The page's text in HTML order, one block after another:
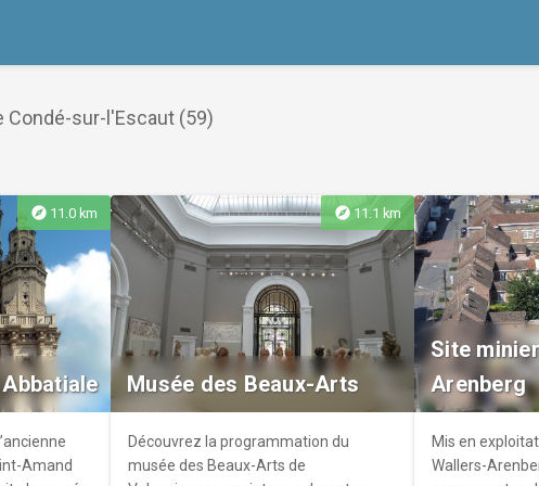
Condé-sur-l'Escaut (59)
explore 11.0 km
Amand
explore 11.1 km
Musée des Beaux-Arts
Découvrez la programmation du
musée des Beaux-Arts de
Site
Arenberg
Mis en
Wallers-